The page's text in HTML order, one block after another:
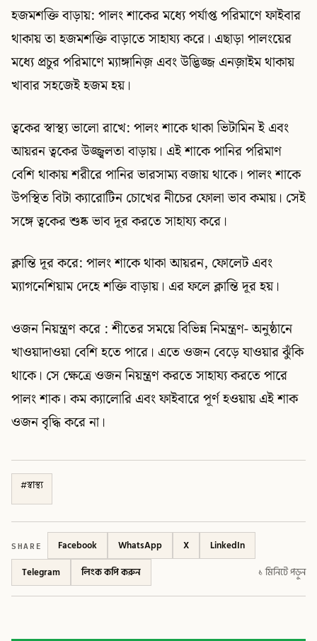
হজমশক্তি বাড়ায়: পালং শাকের মধ্যে পর্যাপ্ত পরিমাণে ফাইবার
থাকায় তা হজমশক্তি বাড়াতে সাহায্য করে। এছাড়া পালংয়ের
মধ্যে প্রচুর পরিমাণে ম্যাঙ্গানিজ় এবং উদ্ভিজ্জ এনজ়াইম থাকায়
খাবার সহজেই হজম হয়।
ত্বকের স্বাস্থ্য ভালো রাখে: পালং শাকে থাকা ভিটামিন ই এবং
আয়রন ত্বকের উজ্জ্বলতা বাড়ায়। এই শাকে পানির পরিমাণ
বেশি থাকায় শরীরে পানির ভারসাম্য বজায় থাকে। পালং শাকে
উপস্থিত বিটা ক্যারোটিন চোখের নীচের ফোলা ভাব কমায়। সেই
সঙ্গে ত্বকের শুষ্ক ভাব দূর করতে সাহায্য করে।
ক্লান্তি দূর করে: পালং শাকে থাকা আয়রন, ফোলেট এবং
ম্যাগনেশিয়াম দেহে শক্তি বাড়ায়। এর ফলে ক্লান্তি দূর হয়।
ওজন নিয়ন্ত্রণ করে : শীতের সময়ে বিভিন্ন নিমন্ত্রণ- অনুষ্ঠানে
খাওয়াদাওয়া বেশি হতে পারে। এতে ওজন বেড়ে যাওয়ার ঝুঁকি
থাকে। সে ক্ষেত্রে ওজন নিয়ন্ত্রণ করতে সাহায্য করতে পারে
পালং শাক। কম ক্যালোরি এবং ফাইবারে পূর্ণ হওয়ায় এই শাক
ওজন বৃদ্ধি করে না।
#স্বাস্থ্য
SHARE Facebook WhatsApp X
LinkedIn
Telegram
লিংক কপি করুন ১ মিনিটে পড়ুন